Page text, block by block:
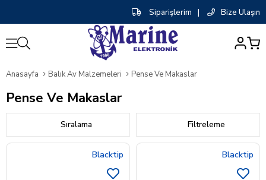
Siparişlerim | Bize Ulaşın
Anasayfa Balık Av Malzemeleri Pense Ve Makaslar
Pense Ve Makaslar
Filtreleme
Sıralama
Blacktip Blacktip